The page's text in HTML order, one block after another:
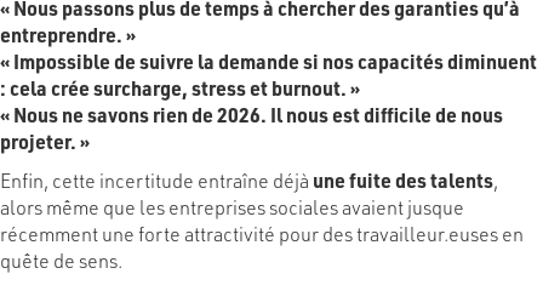
« Nous passons plus de temps à chercher des garanties qu’à
entreprendre. »
« Impossible de suivre la demande si nos capacités diminuent
: cela crée surcharge, stress et burnout. »
« Nous ne savons rien de 2026. Il nous est difficile de nous
projeter. »
Enfin, cette incertitude entraîne déjà une fuite des talents,
alors même que les entreprises sociales avaient jusque
récemment une forte attractivité pour des travailleur.euses en
quête de sens.